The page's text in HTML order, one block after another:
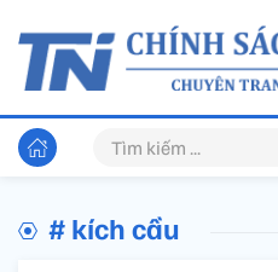
# kích cầu